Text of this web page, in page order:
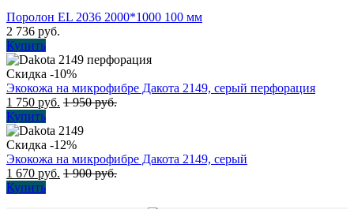
Поролон EL 2036 2000*1000 100 мм
2 736 руб.
Купить
Скидка -10%
Экокожа на микрофибре Дакота 2149, серый перфорация
1 750 руб. 1 950руб.
Купить
Скидка -12%
Экокожа на микрофибре Дакота 2149, серый
1 670 руб. 1 900руб.
Купить